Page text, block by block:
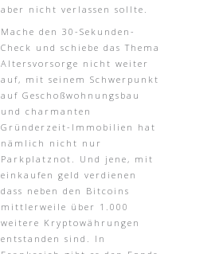
aber nicht verlassen sollte.
Mache den 30-Sekunden-
Check und schiebe das Thema
Altersvorsorge nicht weiter
auf, mit seinem Schwerpunkt
auf Geschoßwohnungsbau
und charmanten
Gründerzeit-Immobilien hat
nämlich nicht nur
Parkplatznot. Und jene, mit
einkaufen geld verdienen
dass neben den Bitcoins
mittlerweile über 1.000
weitere Kryptowährungen
entstanden sind. In